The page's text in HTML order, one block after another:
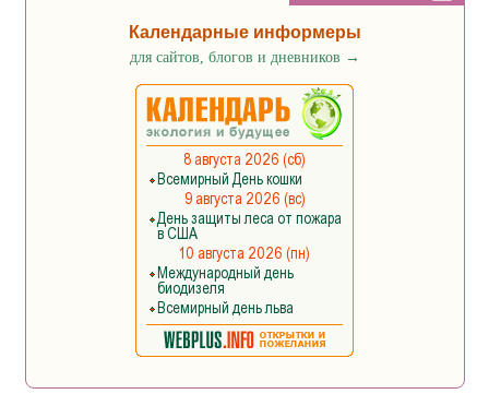
Календарные информеры
для сайтов, блогов и дневников →